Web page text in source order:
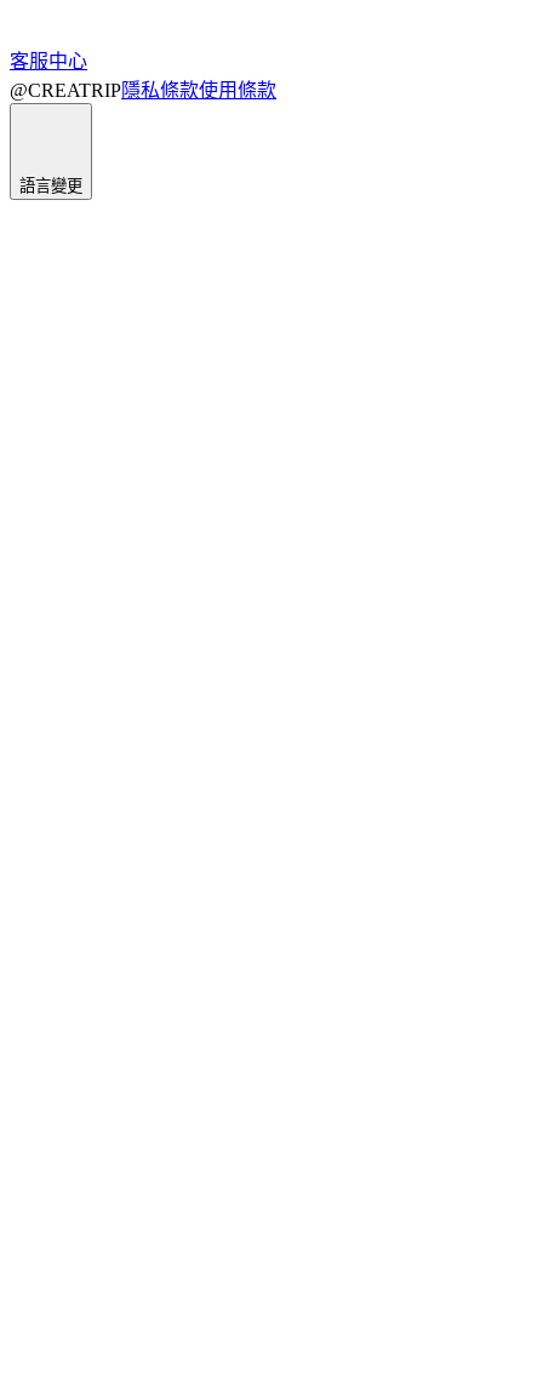
客服中心
@CREATRIP隱私條款使用條款
語言變更